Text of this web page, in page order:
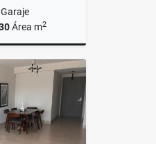
Garaje
Área m2
Venta